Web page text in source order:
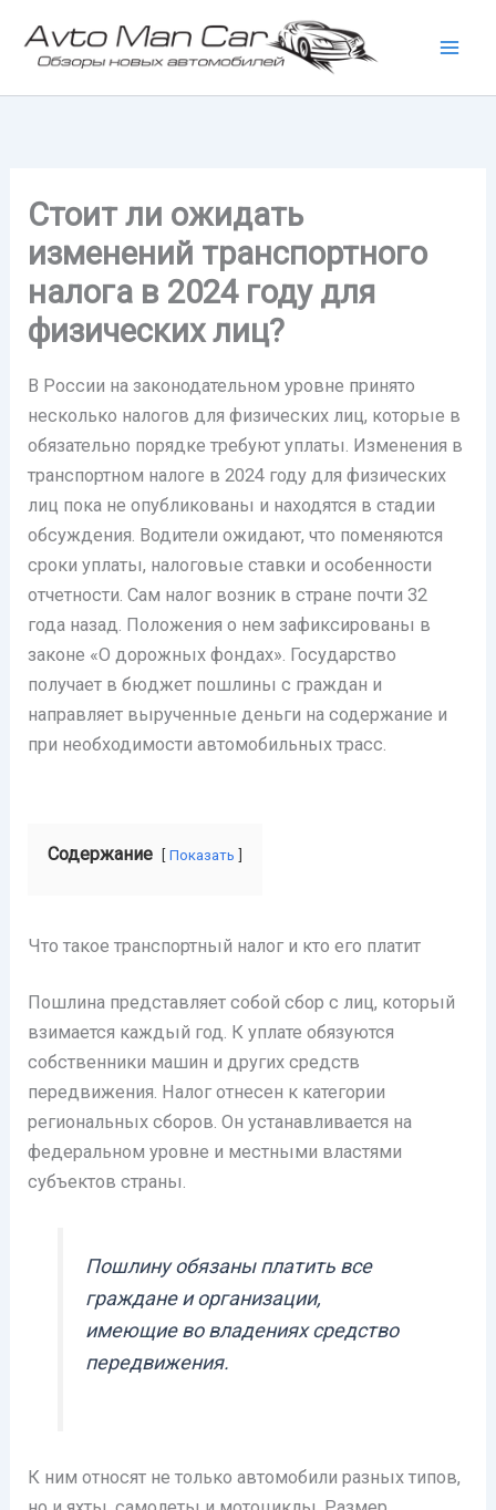
содержимому
Стоит ли ожидать
изменений транспортного
налога в 2024 году для
физических лиц?
В России на законодательном уровне принято
несколько налогов для физических лиц, которые в
обязательно порядке требуют уплаты. Изменения в
транспортном налоге в 2024 году для физических
лиц пока не опубликованы и находятся в стадии
обсуждения. Водители ожидают, что поменяются
сроки уплаты, налоговые ставки и особенности
отчетности. Сам налог возник в стране почти 32
года назад. Положения о нем зафиксированы в
законе «О дорожных фондах». Государство
получает в бюджет пошлины с граждан и
направляет вырученные деньги на содержание и
при необходимости автомобильных трасс.
Содержание Показать
Что такое транспортный налог и кто его платит
Пошлина представляет собой сбор с лиц, который
взимается каждый год. К уплате обязуются
собственники машин и других средств
передвижения. Налог отнесен к категории
региональных сборов. Он устанавливается на
федеральном уровне и местными властями
субъектов страны.
Пошлину обязаны платить все
граждане и организации,
имеющие во владениях средство
передвижения.
К ним относят не только автомобили разных типов,